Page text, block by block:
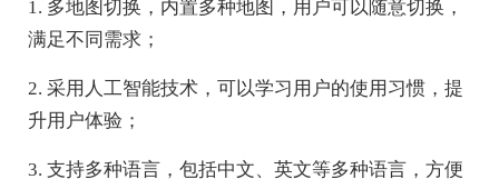
1. 多地图切换，内置多种地图，用户可以随意切换，
满足不同需求；
2. 采用人工智能技术，可以学习用户的使用习惯，提
升用户体验；
3. 支持多种语言，包括中文、英文等多种语言，方便